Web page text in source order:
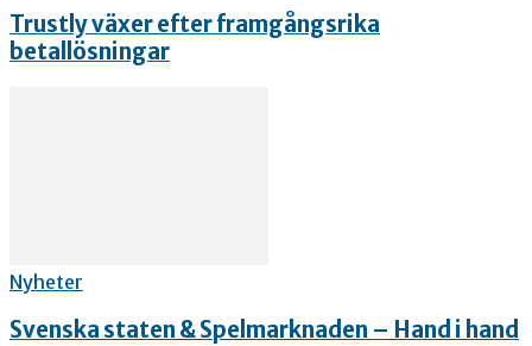
Trustly växer efter framgångsrika
betallösningar
Nyheter
Svenska staten & Spelmarknaden – Hand i hand